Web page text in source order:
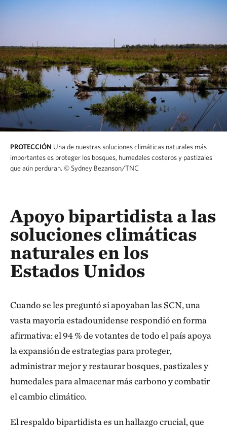
PROTECCIÓN Una de nuestras soluciones climáticas naturales más
importantes es proteger los bosques, humedales costeros y pastizales
que aún perduran. © Sydney Bezanson/TNC
Apoyo bipartidista a las
soluciones climáticas
naturales en los
Estados Unidos
Cuando se les preguntó si apoyaban las SCN, una
vasta mayoría estadounidense respondió en forma
afirmativa: el 94 % de votantes de todo el país apoya
la expansión de estrategias para proteger,
administrar mejor y restaurar bosques, pastizales y
humedales para almacenar más carbono y combatir
el cambio climático.
El respaldo bipartidista es un hallazgo crucial, que